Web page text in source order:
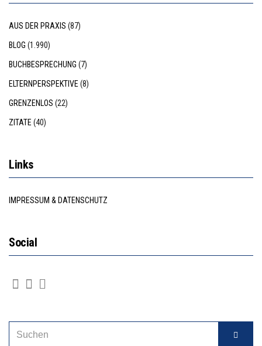
AUS DER PRAXIS (87)
BLOG (1.990)
BUCHBESPRECHUNG (7)
ELTERNPERSPEKTIVE (8)
GRENZENLOS (22)
ZITATE (40)
Links
IMPRESSUM & DATENSCHUTZ
Social